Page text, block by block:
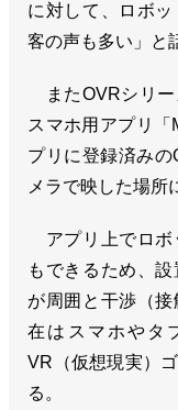
に対して、ロボ
客の声も多い」と
またOVRシリー
スマホ用アプリ
プリに登録済み
メラで映した場所
アプリ上でロボ
もできるため、
が周囲と干渉（
在はスマホやタ
VR（仮想現実）
る。